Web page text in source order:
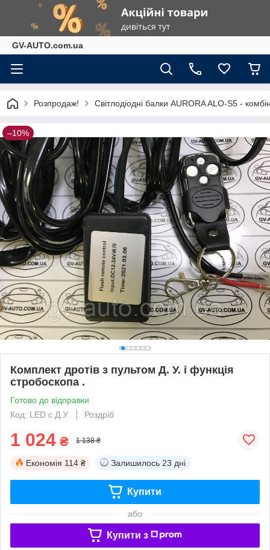
GV-AUTO.com.ua
Розпродаж! Світлодіодні балки AURORA ALO-S5 -
–10%
Комплект дротів з пультом Д. У. і функція
стробоскопа .
Готово до відправки
Код: LED с Д.У.
Роздріб
1 024 ₴ 1 138 ₴
Економія 114 ₴ Залишилось 23 дні
Купити
або
Купити з